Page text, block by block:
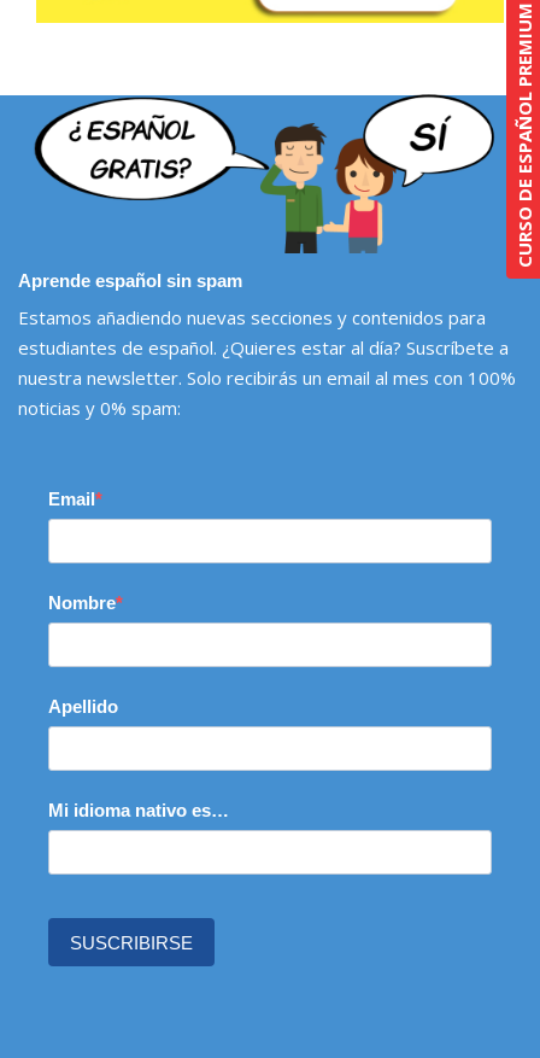
CURSO DE ESPAÑOL PREMIUM
Aprende español sin spam
Estamos añadiendo nuevas secciones y contenidos para
estudiantes de español. ¿Quieres estar al día? Suscríbete a
nuestra newsletter. Solo recibirás un email al mes con 100%
noticias y 0% spam:
Email
Nombre
Apellido
Mi idioma nativo es…
SUSCRIBIRSE